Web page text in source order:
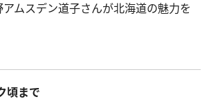
ムスデン道子さんが北海道の魅力を
頃まで